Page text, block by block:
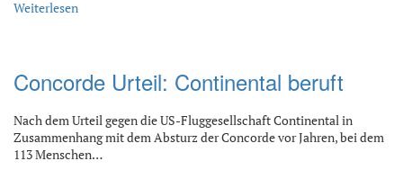
Weiterlesen
Concorde Urteil: Continental beruft
Nach dem Urteil gegen die US-Fluggesellschaft Continental in
Zusammenhang mit dem Absturz der Concorde vor Jahren, bei dem
113 Menschen…